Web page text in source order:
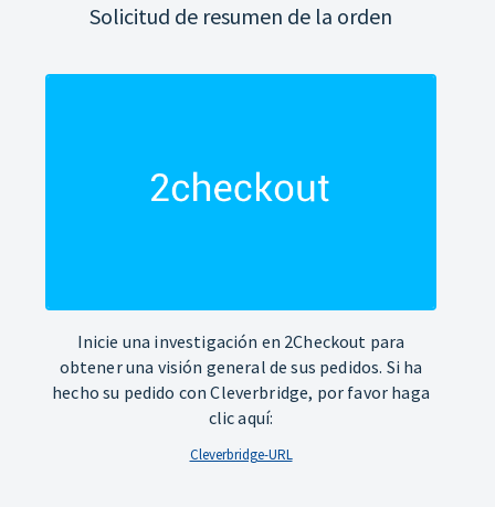
Solicitud de resumen de la orden
Inicie una investigación en 2Checkout para
obtener una visión general de sus pedidos. Si ha
hecho su pedido con Cleverbridge, por favor haga
clic aquí:
Cleverbridge-URL